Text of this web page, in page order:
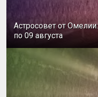
Астросовет от
по 09 августа